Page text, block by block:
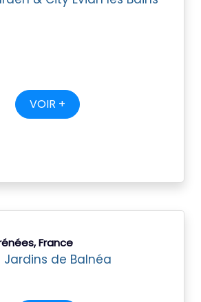
VOIR +
France
Jardins de Balnéa